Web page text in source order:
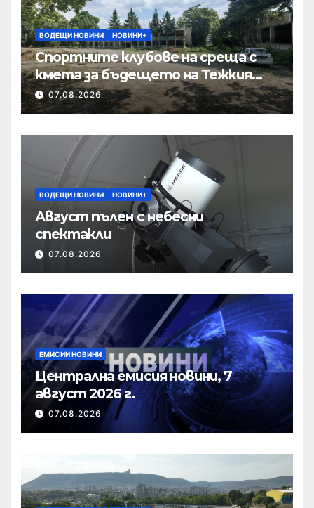
ВОДЕЩИ НОВИНИ НОВИНИ+
Спортните клубове на среща с
кмета за бъдещето на Тежкия
полк
07.08.2026
ВОДЕЩИ НОВИНИ НОВИНИ+
Август пълен с небесни
спектакли
07.08.2026
ЕМИСИИ НОВИНИ
Централна емисия новини, 7
август 2026 г.
07.08.2026